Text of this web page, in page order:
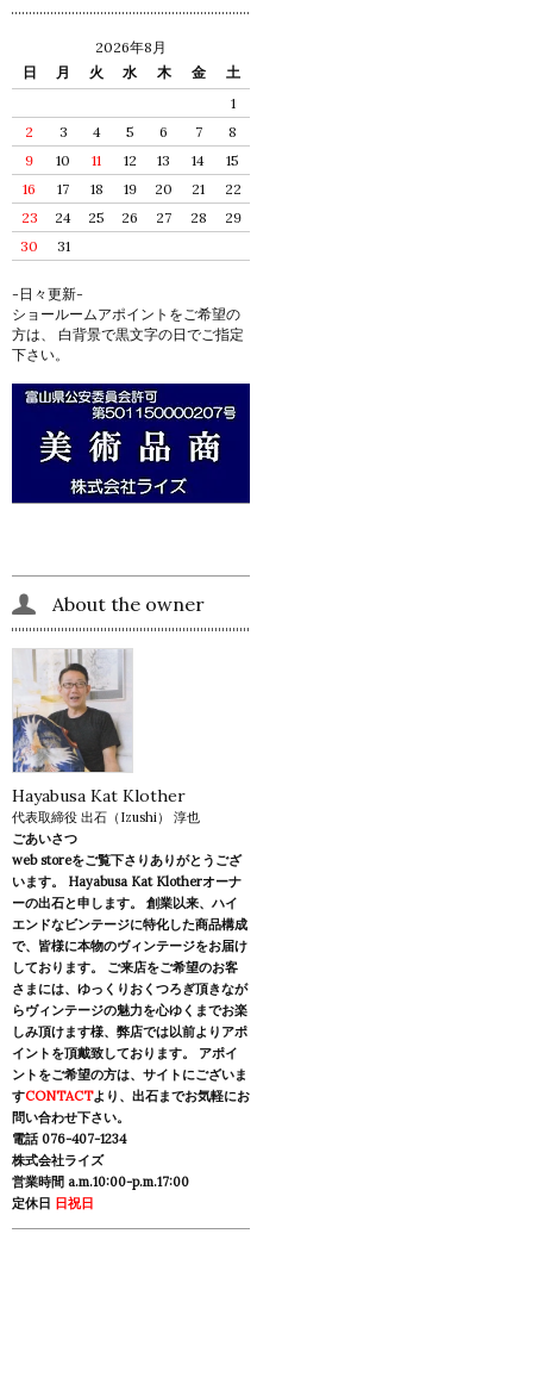
2026年8月
日
月 火 水 木 金
土
1
2
3 4 5 6 7
8
9
10 11 12 13 14
15
16
17 18 19 20 21
22
23
24 25 26 27 28
29
30
31
-日々更新-
ショールームアポイントをご希望の
方は、 白背景で黒文字の日でご指定
下さい。
About the owner
Hayabusa Kat Klother
代表取締役 出石（Izushi） 淳也
ごあいさつ
web storeをご覧下さりありがとうござ
います。 Hayabusa Kat Klotherオーナ
ーの出石と申します。 創業以来、ハイ
エンドなビンテージに特化した商品構成
で、皆様に本物のヴィンテージをお届け
しております。 ご来店をご希望のお客
さまには、ゆっくりおくつろぎ頂きなが
らヴィンテージの魅力を心ゆくまでお楽
しみ頂けます様、弊店では以前よりアポ
イントを頂戴致しております。 アポイ
ントをご希望の方は、サイトにございま
すCONTACTより、出石までお気軽にお
問い合わせ下さい。
電話 076-407-1234
株式会社ライズ
営業時間 a.m.10:00-p.m.17:00
定休日 日祝日